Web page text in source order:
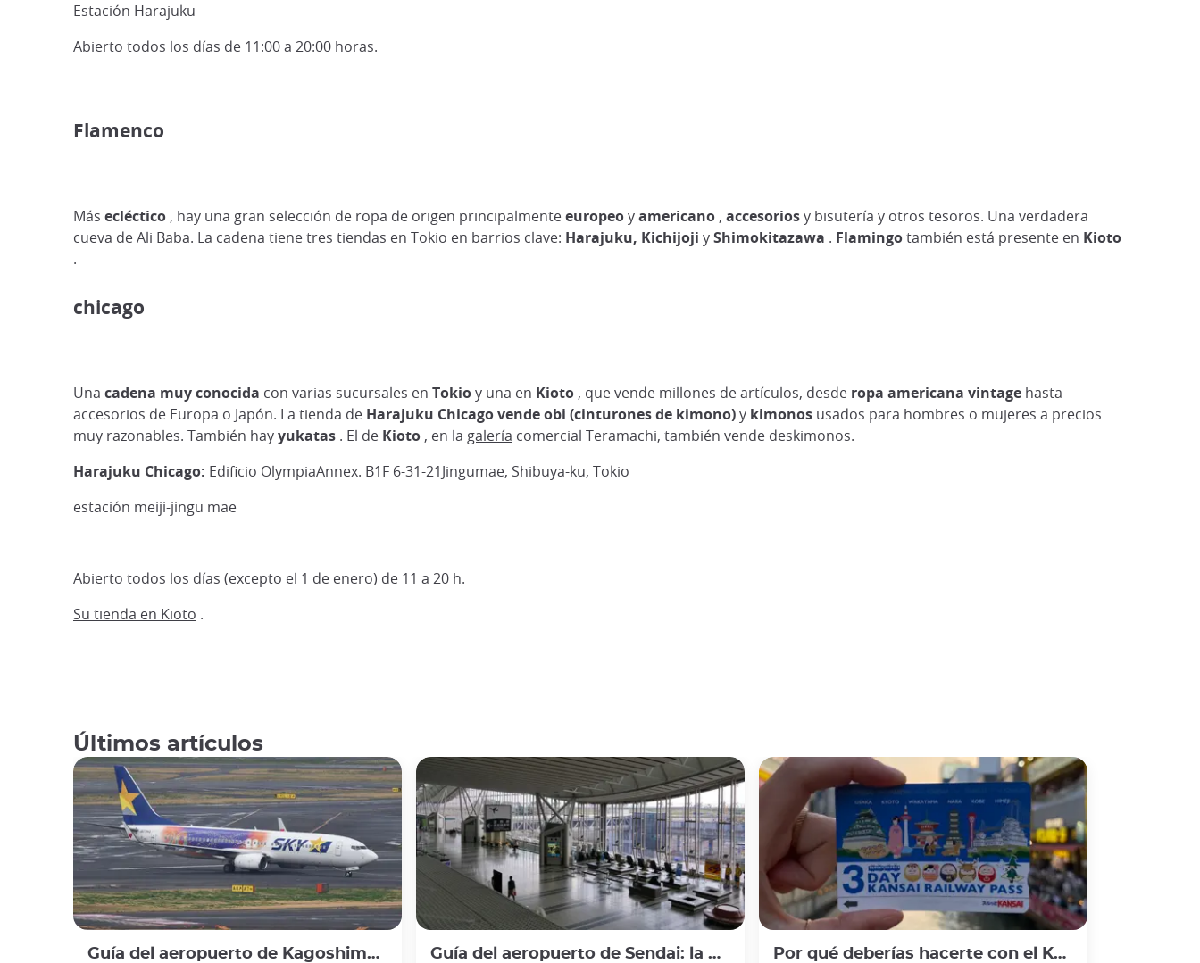
Estación Harajuku
Abierto todos los días de 11:00 a 20:00 horas.
Flamenco
Más ecléctico , hay una gran selección de ropa de origen principalmenteeuropeoyamericano , accesoriosy bisutería y otros tesoros. Una verdadera
cueva de Ali Baba. La cadena tiene tres tiendas en Tokio en barrios clave: Harajuku, Kichijoji yShimokitazawa . Flamingotambién está presente en Kioto
.
chicago
Una cadena muy conocida con varias sucursales en Tokioy una en Kioto , que vende millones de artículos, desde ropa americana vintage hasta
accesorios de Europa o Japón. La tienda de Harajuku Chicagovende obi (cinturones de kimono)y kimonos usados para hombres o mujeres a precios
muy razonables. También hayyukatas . El de Kioto , en la galería comercial Teramachi, también vende deskimonos.
Harajuku Chicago: Edificio OlympiaAnnex. B1F 6-31-21Jingumae, Shibuya-ku, Tokio
estación meiji-jingu mae
Abierto todos los días (excepto el 1 de enero) de 11 a 20 h.
Su tienda en Kioto .
Últimos artículos
Guía del aeropuerto de Kagoshima: la puerta de entrada al sur de Kyushu
Guía del aeropuerto de Sendai: la puerta de entrada a la región de Tohoku
Por qué deberías hacerte con el Kansai Railway Pass